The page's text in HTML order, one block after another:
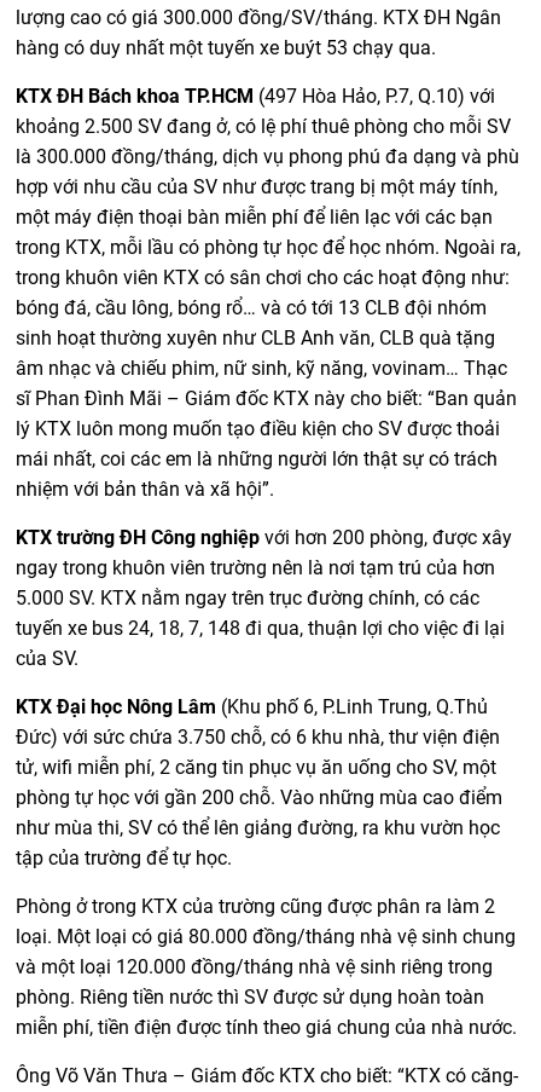
lượng cao có giá 300.000 đồng/SV/tháng. KTX ĐH Ngân
hàng có duy nhất một tuyến xe buýt 53 chạy qua.
KTX ĐH Bách khoa TP.HCM (497 Hòa Hảo, P.7, Q.10) với
khoảng 2.500 SV đang ở, có lệ phí thuê phòng cho mỗi SV
là 300.000 đồng/tháng, dịch vụ phong phú đa dạng và phù
hợp với nhu cầu của SV như được trang bị một máy tính,
một máy điện thoại bàn miễn phí để liên lạc với các bạn
trong KTX, mỗi lầu có phòng tự học để học nhóm. Ngoài ra,
trong khuôn viên KTX có sân chơi cho các hoạt động như:
bóng đá, cầu lông, bóng rổ… và có tới 13 CLB đội nhóm
sinh hoạt thường xuyên như CLB Anh văn, CLB quà tặng
âm nhạc và chiếu phim, nữ sinh, kỹ năng, vovinam… Thạc
sĩ Phan Đình Mãi – Giám đốc KTX này cho biết: “Ban quản
lý KTX luôn mong muốn tạo điều kiện cho SV được thoải
mái nhất, coi các em là những người lớn thật sự có trách
nhiệm với bản thân và xã hội”.
KTX trường ĐH Công nghiệp với hơn 200 phòng, được xây
ngay trong khuôn viên trường nên là nơi tạm trú của hơn
5.000 SV. KTX nằm ngay trên trục đường chính, có các
tuyến xe bus 24, 18, 7, 148 đi qua, thuận lợi cho việc đi lại
của SV.
KTX Đại học Nông Lâm (Khu phố 6, P.Linh Trung, Q.Thủ
Đức) với sức chứa 3.750 chỗ, có 6 khu nhà, thư viện điện
tử, wifi miễn phí, 2 căng tin phục vụ ăn uống cho SV, một
phòng tự học với gần 200 chỗ. Vào những mùa cao điểm
như mùa thi, SV có thể lên giảng đường, ra khu vườn học
tập của trường để tự học.
Phòng ở trong KTX của trường cũng được phân ra làm 2
loại. Một loại có giá 80.000 đồng/tháng nhà vệ sinh chung
và một loại 120.000 đồng/tháng nhà vệ sinh riêng trong
phòng. Riêng tiền nước thì SV được sử dụng hoàn toàn
miễn phí, tiền điện được tính theo giá chung của nhà nước.
Ông Võ Văn Thưa – Giám đốc KTX cho biết: “KTX có căng-